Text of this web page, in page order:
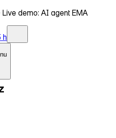
Live demo: AI agent EMA
h